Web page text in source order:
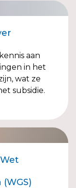
aan
in het
wat ze
subsidie.